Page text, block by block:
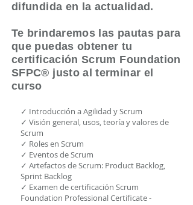
difundida en la actualidad.
Te brindaremos las pautas para
que puedas obtener tu
certificación Scrum Foundation
SFPC® justo al terminar el
curso
✓ Introducción a Agilidad y Scrum
✓ Visión general, usos, teoría y valores de
Scrum
✓ Roles en Scrum
✓ Eventos de Scrum
✓ Artefactos de Scrum: Product Backlog,
Sprint Backlog
✓ Examen de certificación Scrum
Foundation Professional Certificate -